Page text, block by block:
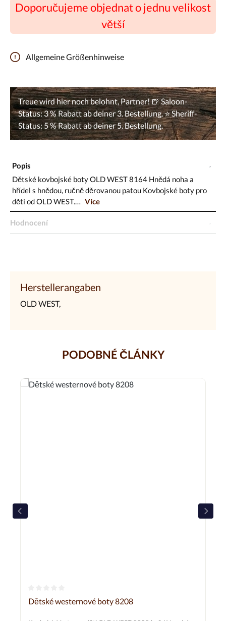
Doporučujeme objednat o jednu velikost
větší
Allgemeine Größenhinweise
Popis
Dětské kovbojské boty OLD WEST 8164 Hnědá noha a
hřídel s hnědou, ručně děrovanou patou Kovbojské boty pro
děti od OLD WEST.…
Více
Hodnocení
Herstellerangaben
OLD WEST,
PODOBNÉ ČLÁNKY
Průměrné hodnocení 0 z 5 hvězd
Dětské westernové boty 8208